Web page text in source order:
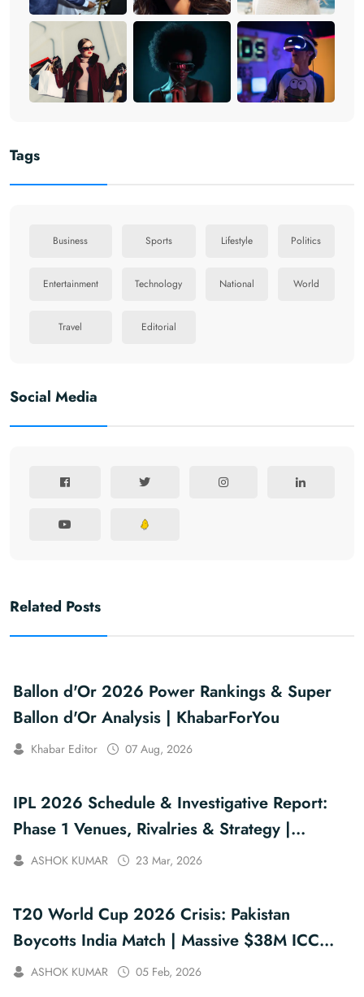
Tags
Business Sports Lifestyle Politics
Entertainment Technology National World
Travel Editorial
Social Media
Related Posts
Ballon d'Or 2026 Power Rankings & Super
Ballon d'Or Analysis | KhabarForYou
Khabar Editor 07 Aug, 2026
IPL 2026 Schedule & Investigative Report:
Phase 1 Venues, Rivalries & Strategy |
KhabarForYou
ASHOK KUMAR 23 Mar, 2026
T20 World Cup 2026 Crisis: Pakistan
Boycotts India Match | Massive $38M ICC
Fine?
ASHOK KUMAR 05 Feb, 2026